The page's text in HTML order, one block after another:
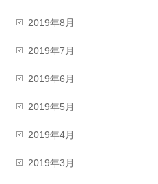
2019年8月
2019年7月
2019年6月
2019年5月
2019年4月
2019年3月